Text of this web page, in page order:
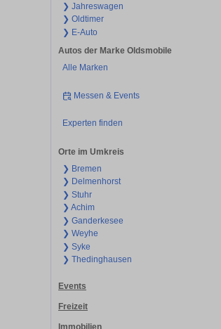
❯ Jahreswagen
❯ Oldtimer
❯ E-Auto
Autos der Marke Oldsmobile
Alle Marken
Messen & Events
Experten finden
Orte im Umkreis
❯ Bremen
❯ Delmenhorst
❯ Stuhr
❯ Achim
❯ Ganderkesee
❯ Weyhe
❯ Syke
❯ Thedinghausen
Events
Freizeit
Immobilien